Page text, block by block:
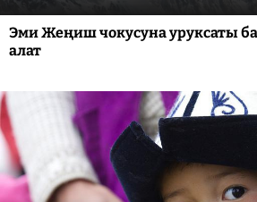
Эми Жеңиш чокусуна уруксаты
алат